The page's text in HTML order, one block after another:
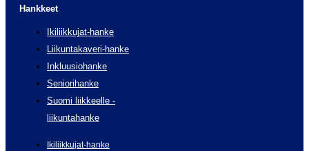
Hankkeet
Ikiliikkujat-hanke
Liikuntakaveri-hanke
Inkluusiohanke
Seniorihanke
Suomi liikkeelle -
liikuntahanke
Ikiliikkujat-hanke